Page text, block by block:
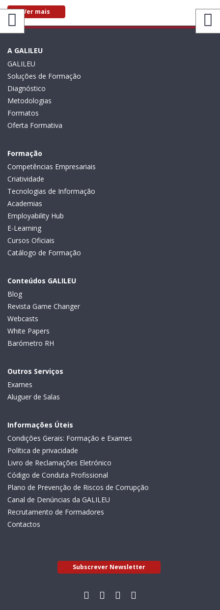
Ver mais
A GALILEU
GALILEU
Soluções de Formação
Diagnóstico
Metodologias
Formatos
Oferta Formativa
Formação
Competências Empresariais
Criatividade
Tecnologias de Informação
Academias
Employability Hub
E-Learning
Cursos Oficiais
Catálogo de Formação
Conteúdos GALILEU
Blog
Revista Game Changer
Webcasts
White Papers
Barómetro RH
Outros Serviços
Exames
Aluguer de Salas
Informações Úteis
Condições Gerais: Formação e Exames
Política de privacidade
Livro de Reclamações Eletrónico
Código de Conduta Profissional
Plano de Prevenção de Riscos de Corrupção
Canal de Denúncias da GALILEU
Recrutamento de Formadores
Contactos
Subscrever Newsletter